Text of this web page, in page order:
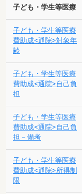
子ども・学生等医療
子ども・学生等医療
費助成<通院>対象年
齢
子ども・学生等医療
費助成<通院>自己負
担
子ども・学生等医療
費助成<通院>自己負
担－備考
子ども・学生等医療
費助成<通院>所得制
限